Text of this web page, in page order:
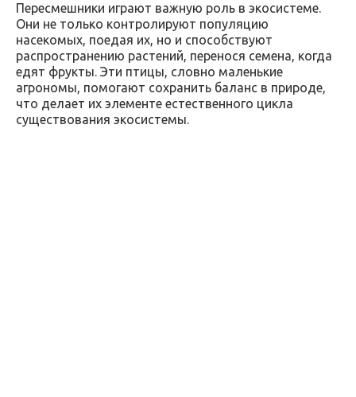
Пересмешники играют важную роль в экосистеме.
Они не только контролируют популяцию
насекомых, поедая их, но и способствуют
распространению растений, перенося семена, когда
едят фрукты. Эти птицы, словно маленькие
агрономы, помогают сохранить баланс в природе,
что делает их элементе естественного цикла
существования экосистемы.